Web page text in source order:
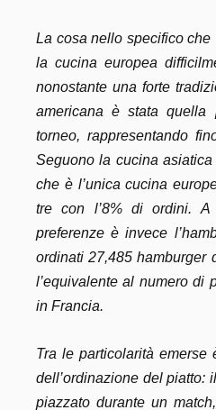
La cosa nello specifico
la cucina europea
nonostante una forte
americana è stata quella
torneo, rappresentando
Seguono la cucina
che è l’unica cucina
tre con l’8% di ordini.
preferenze è invece
ordinati 27,485 hamburger
l’equivalente al numero di
in Francia.
Tra le particolarità emerse
dell’ordinazione del piatto:
piazzato durante un